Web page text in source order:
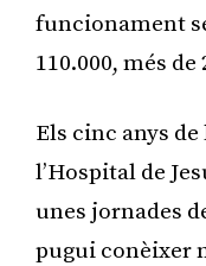
funcionament
110.000, més de
Els cinc anys
l’Hospital de
unes jornades
pugui conèixer